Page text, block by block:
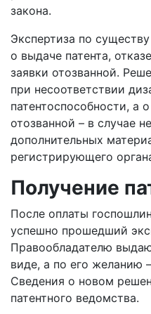
закона.
Экспертиза по
о выдаче патента,
заявки отозванной.
при несоответствии
патентоспособности, а
отозванной – в случае
дополнительных
регистрирующего
Получение
После оплаты
успешно прошедший
Правообладателю
виде, а по его желанию
Сведения о новом
патентного ведомства.